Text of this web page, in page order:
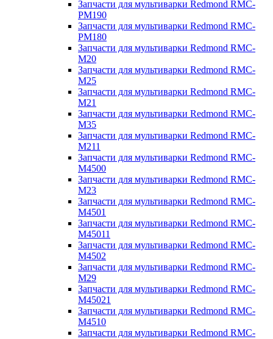
Запчасти для мультиварки Redmond RMC-
PM190
Запчасти для мультиварки Redmond RMC-
PM180
Запчасти для мультиварки Redmond RMC-
M20
Запчасти для мультиварки Redmond RMC-
M25
Запчасти для мультиварки Redmond RMC-
M21
Запчасти для мультиварки Redmond RMC-
M35
Запчасти для мультиварки Redmond RMC-
M211
Запчасти для мультиварки Redmond RMC-
M4500
Запчасти для мультиварки Redmond RMC-
M23
Запчасти для мультиварки Redmond RMC-
M4501
Запчасти для мультиварки Redmond RMC-
M45011
Запчасти для мультиварки Redmond RMC-
M4502
Запчасти для мультиварки Redmond RMC-
M29
Запчасти для мультиварки Redmond RMC-
M45021
Запчасти для мультиварки Redmond RMC-
M4510
Запчасти для мультиварки Redmond RMC-